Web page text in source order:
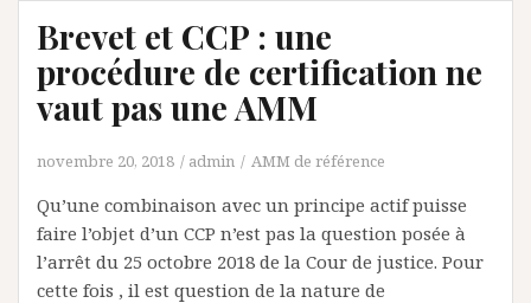
Brevet et CCP : une
procédure de certification ne
vaut pas une AMM
novembre 20, 2018 admin AMM de référence
Qu’une combinaison avec un principe actif puisse
faire l’objet d’un CCP n’est pas la question posée à
l’arrêt du 25 octobre 2018 de la Cour de justice. Pour
cette fois , il est question de la nature de